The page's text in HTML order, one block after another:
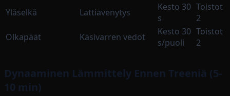
Yläselkä
Lattiavenytys
Kesto 30
s
Toistot
2
Olkapäät
Käsivarren vedot
Kesto 30
s/puoli
Toistot
2
Dynaaminen Lämmittely Ennen Treeniä (5-
10 min)